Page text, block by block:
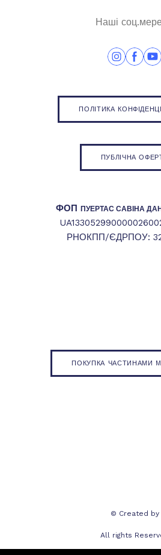
Наші
ПОЛІТИКА
ПУБЛІЧНА
ФОП ПУЕРТАС САВІНА
РНОКПП/ЄДРПОУ:
ПОКУПКА ЧАСТИНАМИ
© Created by
All rights